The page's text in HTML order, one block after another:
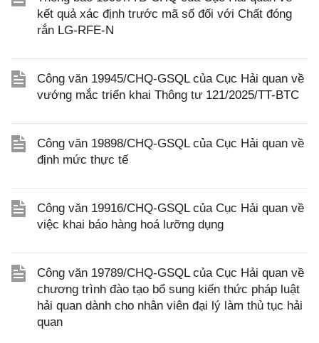
kết quả xác định trước mã số đối với Chất đóng
rắn LG-RFE-N
Công văn 19945/CHQ-GSQL của Cục Hải quan về
vướng mắc triển khai Thông tư 121/2025/TT-BTC
Công văn 19898/CHQ-GSQL của Cục Hải quan về
định mức thực tế
Công văn 19916/CHQ-GSQL của Cục Hải quan về
việc khai báo hàng hoá lưỡng dụng
Công văn 19789/CHQ-GSQL của Cục Hải quan về
chương trình đào tạo bổ sung kiến thức pháp luật
hải quan dành cho nhân viên đại lý làm thủ tục hải
quan